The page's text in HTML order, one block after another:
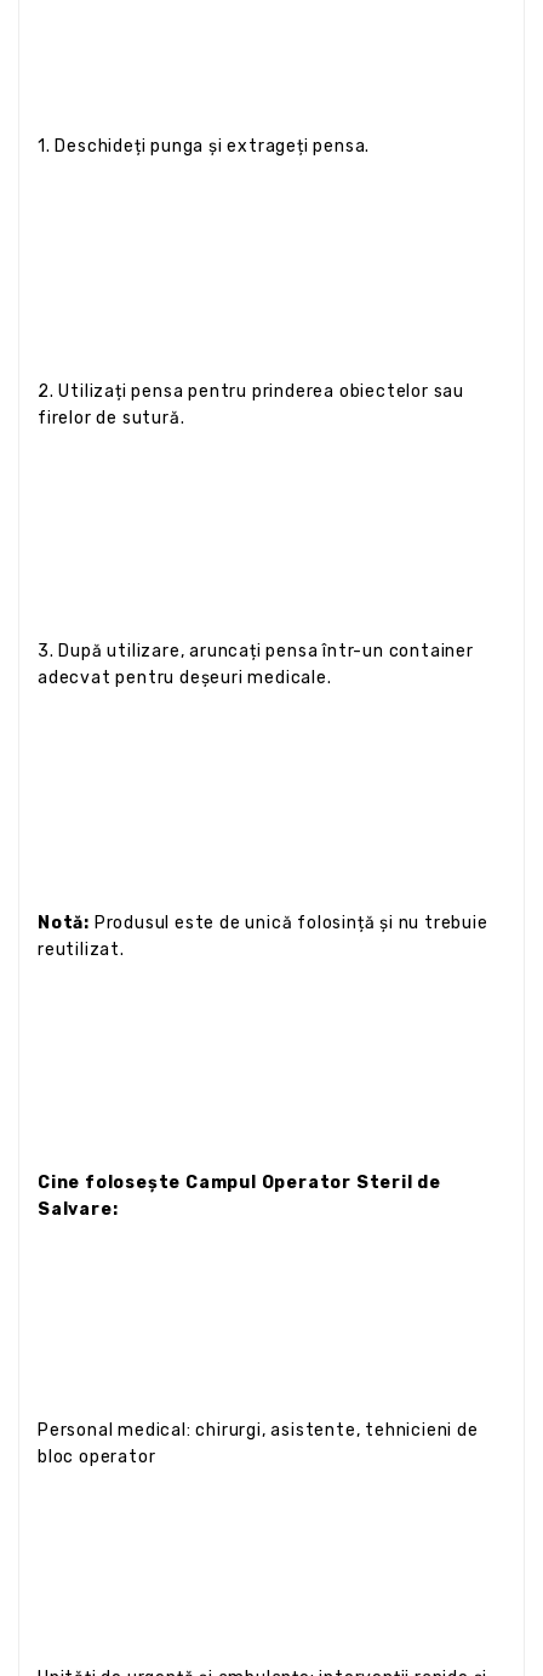
1. Deschideți punga și extrageți pensa.
2. Utilizați pensa pentru prinderea obiectelor sau
firelor de sutură.
3. După utilizare, aruncați pensa într-un container
adecvat pentru deșeuri medicale.
Notă: Produsul este de unică folosință și nu trebuie
reutilizat.
Cine folosește Campul Operator Steril de
Salvare:
Personal medical: chirurgi, asistente, tehnicieni de
bloc operator